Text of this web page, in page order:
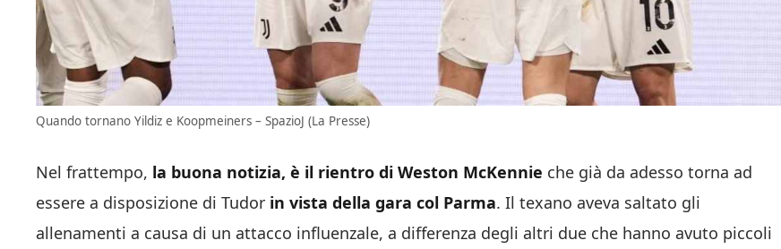
Quando tornano Yildiz e Koopmeiners – SpazioJ (La Presse)
Nel frattempo, la buona notizia, è il rientro di Weston McKennie che già da adesso torna ad
essere a disposizione di Tudor in vista della gara col Parma. Il texano aveva saltato gli
allenamenti a causa di un attacco influenzale, a differenza degli altri due che hanno avuto piccoli